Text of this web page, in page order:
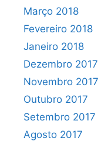
Março 2018
Fevereiro 2018
Janeiro 2018
Dezembro 2017
Novembro 2017
Outubro 2017
Setembro 2017
Agosto 2017